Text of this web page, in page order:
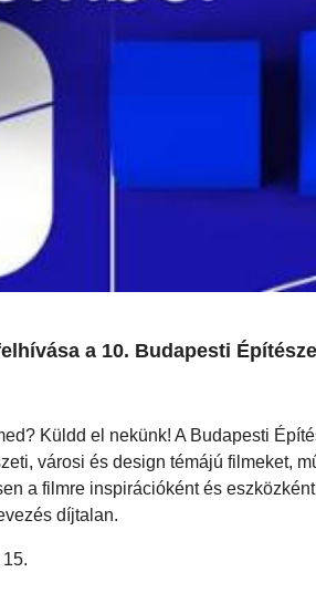
a 10. Budapesti
Küldd el nekünk! A Budapesti
városi és design témájú filmeket,
a filmre inspirációként és
díjtalan.